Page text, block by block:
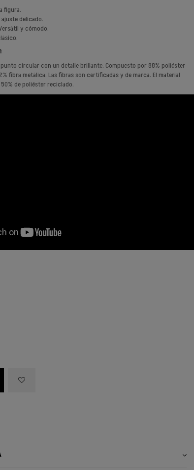
figura.
delicado.
y cómodo.
circular con un detalle brillante. Compuesto por 88% poliéster
fibra metálica. Las fibras son certificadas y de marca. El material
de poliéster reciclado.